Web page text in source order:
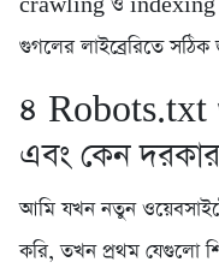
crawling ও indexing
গুগলের লাইব্রেরিতে সঠিক
৪️
এবং কেন দরকার
আমি যখন নতুন
করি, তখন প্রথম